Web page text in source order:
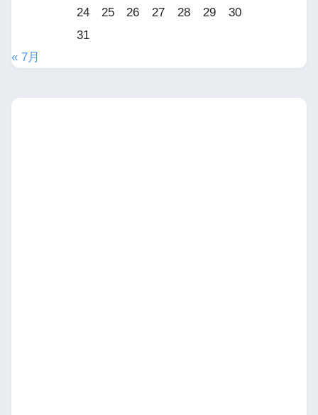
24
25 26 27 28 29
30
31
« 7月